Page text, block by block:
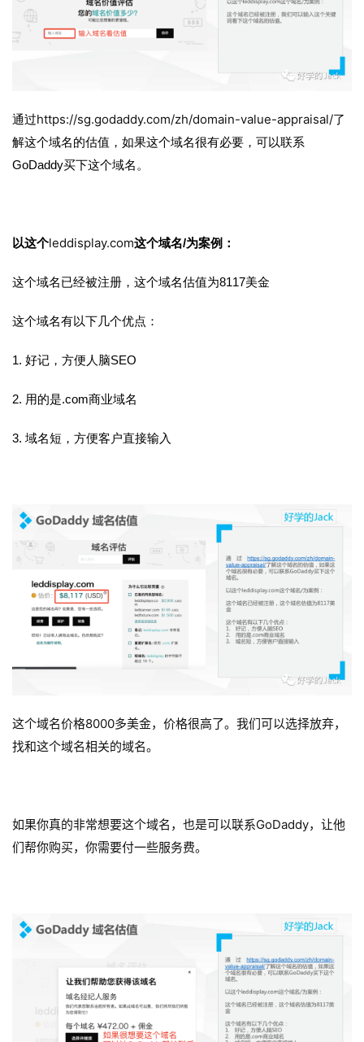
通过https://sg.godaddy.com/zh/domain-value-appraisal/了
解这个域名的估值，如果这个域名很有必要，可以联系
GoDaddy买下这个域名。
以这个leddisplay.com这个域名/为案例：
这个域名已经被注册，这个域名估值为8117美金
这个域名有以下几个优点：
1. 好记，方便人脑SEO
2. 用的是.com商业域名
3. 域名短，方便客户直接输入
这个域名价格8000多美金，价格很高了。我们可以选择放弃，
找和这个域名相关的域名。
如果你真的非常想要这个域名，也是可以联系GoDaddy，让他
们帮你购买，你需要付一些服务费。